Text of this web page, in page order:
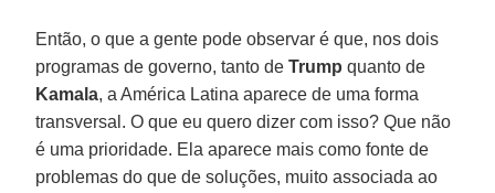
Então, o que a gente pode observar é que, nos dois
programas de governo, tanto deTrump quanto de
Kamala, a América Latina aparece de uma forma
transversal. O que eu quero dizer com isso? Que não
é uma prioridade. Ela aparece mais como fonte de
problemas do que de soluções, muito associada ao